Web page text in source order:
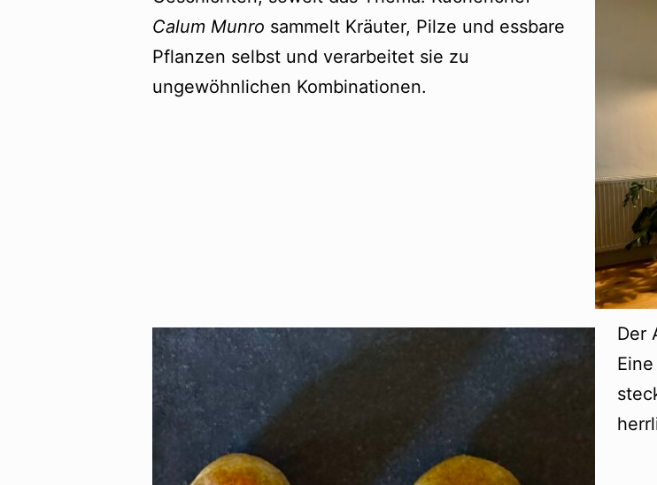
Calum Munro sammelt Kräuter, Pilze und essbare
Pflanzen selbst und verarbeitet sie zu
ungewöhnlichen Kombinationen.
Der